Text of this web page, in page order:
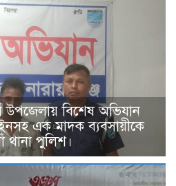
উপজেলায় বিশেষ অভিযান
এক মাদক ব্যবসায়ীকে
থানা পুলিশ।